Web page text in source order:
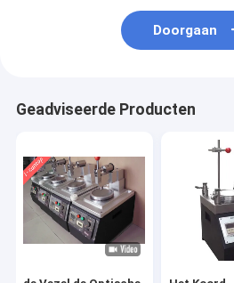
Doorgaan
Geadviseerde Producten